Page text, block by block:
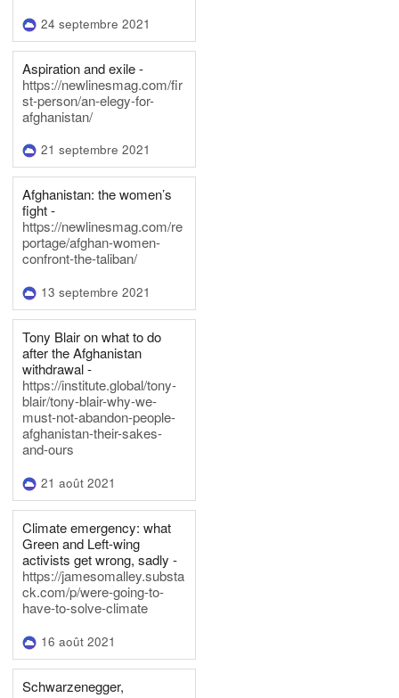
24 septembre 2021
Aspiration and exile -
https://newlinesmag.com/fir
st-person/an-elegy-for-
afghanistan/
21 septembre 2021
Afghanistan: the women’s
fight -
https://newlinesmag.com/re
portage/afghan-women-
confront-the-taliban/
13 septembre 2021
Tony Blair on what to do
after the Afghanistan
withdrawal -
https://institute.global/tony-
blair/tony-blair-why-we-
must-not-abandon-people-
afghanistan-their-sakes-
and-ours
21 août 2021
Climate emergency: what
Green and Left-wing
activists get wrong, sadly -
https://jamesomalley.substa
ck.com/p/were-going-to-
have-to-solve-climate
16 août 2021
Schwarzenegger,